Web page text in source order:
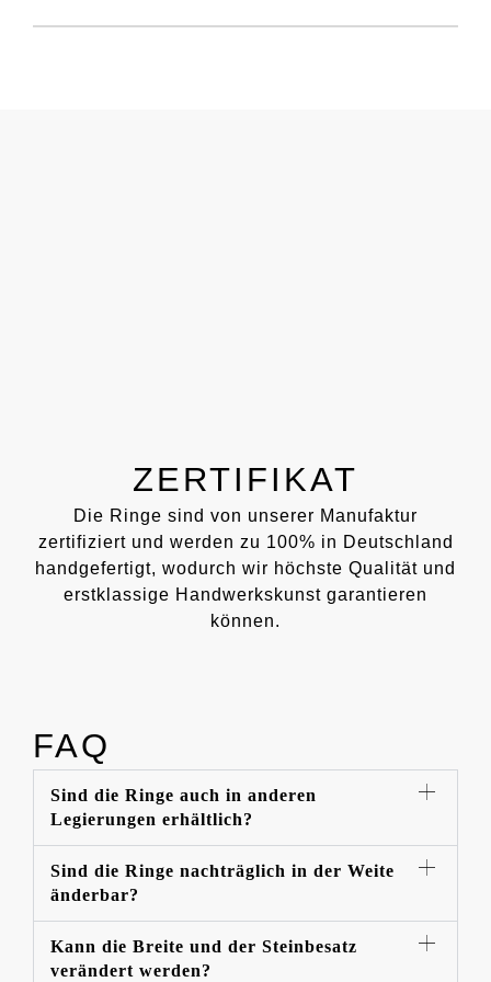
ZERTIFIKAT
Die Ringe sind von unserer Manufaktur
zertifiziert und werden zu 100% in Deutschland
handgefertigt, wodurch wir höchste Qualität und
erstklassige Handwerkskunst garantieren
können.
FAQ
Sind die Ringe auch in anderen
Legierungen erhältlich?
Sind die Ringe nachträglich in der Weite
änderbar?
Kann die Breite und der Steinbesatz
verändert werden?